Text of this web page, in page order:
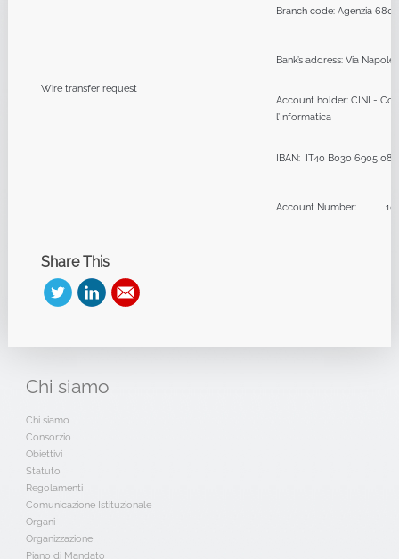
Wire transfer request
Branch code: Agenzia
Bank’s address: Via
Account holder: CINI -
l’Informatica
IBAN: IT40 B030 6905
Account Number:
Share This
Chi siamo
Chi siamo
Consorzio
Obiettivi
Statuto
Regolamenti
Comunicazione Istituzionale
Organi
Organizzazione
Piano di Mandato